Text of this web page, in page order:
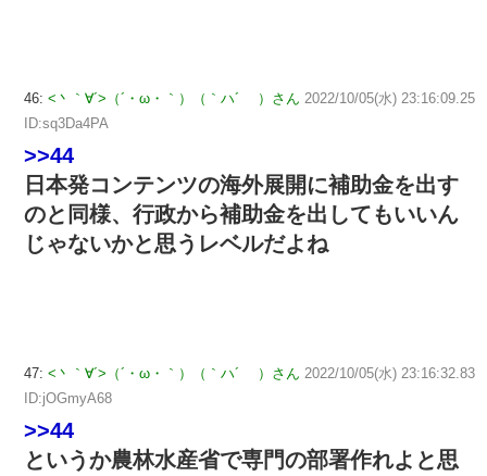
46: <丶｀∀´>（´・ω・｀）（｀ハ´ ）さん 2022/10/05(水) 23:16:09.25
ID:sq3Da4PA
>>44
日本発コンテンツの海外展開に補助金を出す
のと同様、行政から補助金を出してもいいん
じゃないかと思うレベルだよね
47: <丶｀∀´>（´・ω・｀）（｀ハ´ ）さん 2022/10/05(水) 23:16:32.83
ID:jOGmyA68
>>44
というか農林水産省で専門の部署作れよと思